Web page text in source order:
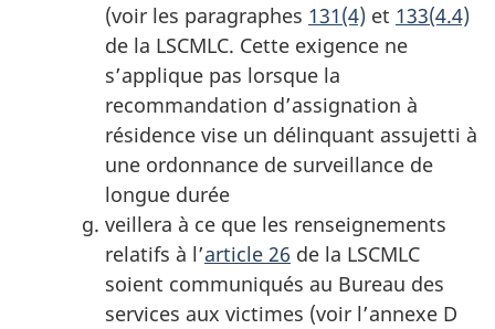
(voir les paragraphes 131(4) et 133(4.4)
de la LSCMLC. Cette exigence ne
s’applique pas lorsque la
recommandation d’assignation à
résidence vise un délinquant assujetti à
une ordonnance de surveillance de
longue durée
veillera à ce que les renseignements
relatifs à l’article 26 de la LSCMLC
soient communiqués au Bureau des
services aux victimes (voir l’annexe D